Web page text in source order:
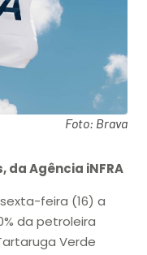
Foto: Brava
da Agência iNFRA
feira (16) a
da petroleira
Verde